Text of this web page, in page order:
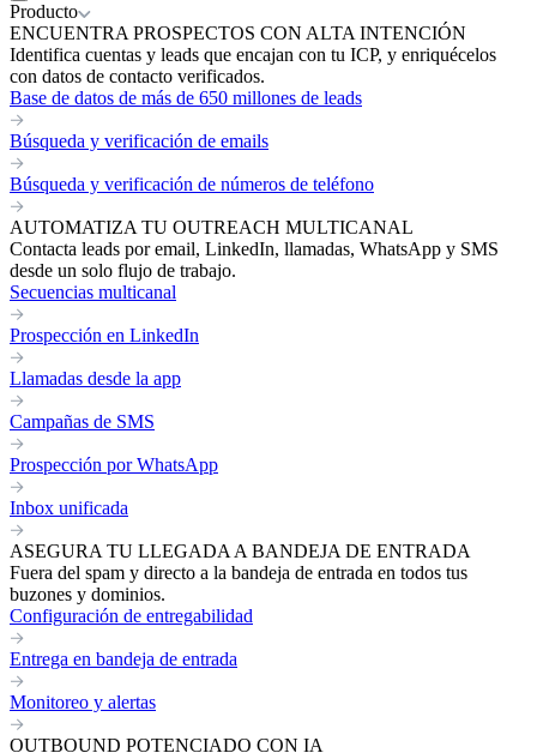
Producto
ENCUENTRA PROSPECTOS CON ALTA INTENCIÓN
Identifica cuentas y leads que encajan con tu ICP, y enriquécelos
con datos de contacto verificados.
Base de datos de más de 650 millones de leads
Búsqueda y verificación de emails
Búsqueda y verificación de números de teléfono
AUTOMATIZA TU OUTREACH MULTICANAL
Contacta leads por email, LinkedIn, llamadas, WhatsApp y SMS
desde un solo flujo de trabajo.
Secuencias multicanal
Prospección en LinkedIn
Llamadas desde la app
Campañas de SMS
Prospección por WhatsApp
Inbox unificada
ASEGURA TU LLEGADA A BANDEJA DE ENTRADA
Fuera del spam y directo a la bandeja de entrada en todos tus
buzones y dominios.
Configuración de entregabilidad
Entrega en bandeja de entrada
Monitoreo y alertas
OUTBOUND POTENCIADO CON IA